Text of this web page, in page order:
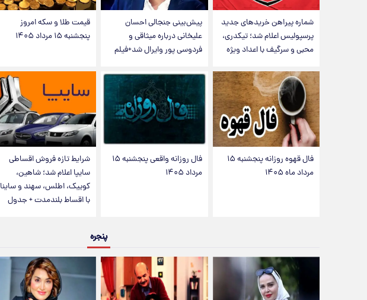
شماره پیراهن خریدهای جدید
پرسپولیس اعلام شد؛ تیکدری،
محبی و سرگیف با اعداد ویژه
پیش‌بینی جنجالی احسان
علیخانی درباره میثاقی و
فردوسی پور وایرال شد+فیلم
قیمت طلا و سکه امروز
پنجشنبه ۱۵ مرداد ۱۴۰۵
فال قهوه روزانه پنجشنبه ۱۵
مرداد ماه ۱۴۰۵
فال روزانه واقعی پنجشنبه ۱۵
مرداد ۱۴۰۵
شرایط تازه فروش اقساطی
سایپا اعلام شد؛ شاهین،
کوییک، اطلس، سهند و ساینا
با اقساط بلندمدت + جدول
پنجره